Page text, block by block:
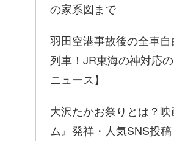
の家系図まで
羽田空港事故後の全車
列車！JR東海の神対応
ニュース】
大沢たかお祭りとは？
ム』発祥・人気SNS投